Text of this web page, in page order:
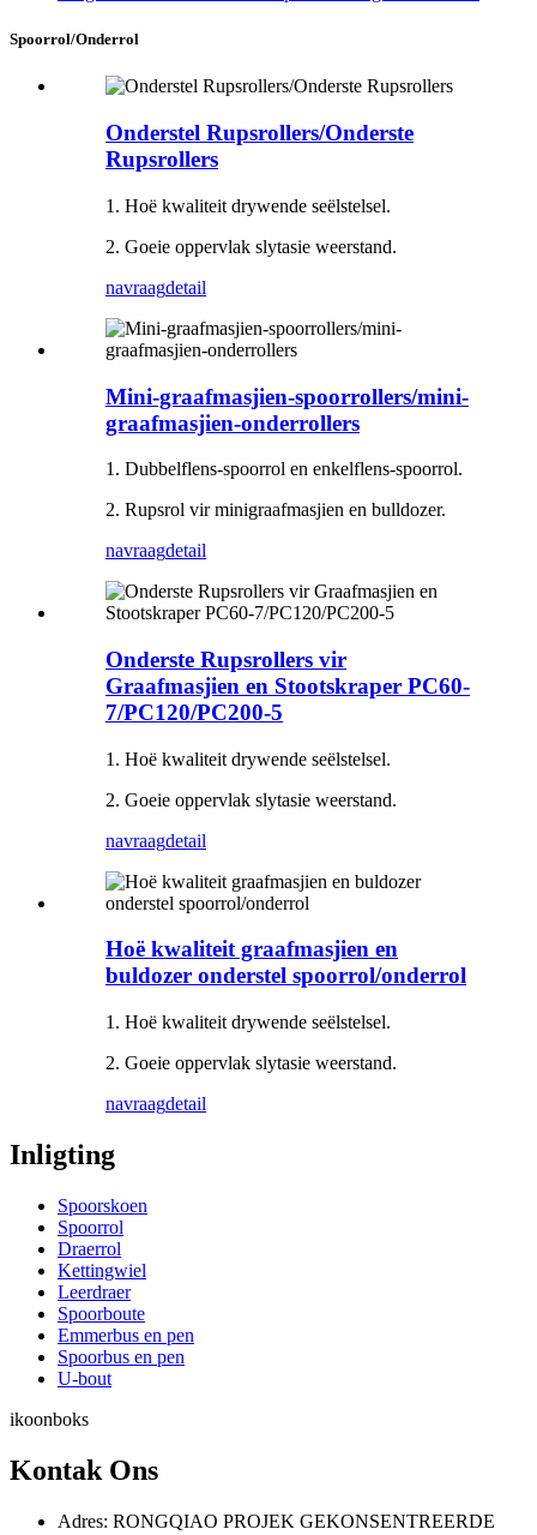
Spoorrol/Onderrol
Onderstel Rupsrollers/Onderste
Rupsrollers
1. Hoë kwaliteit drywende seëlstelsel.
2. Goeie oppervlak slytasie weerstand.
navraagdetail
Mini-graafmasjien-spoorrollers/mini-
graafmasjien-onderrollers
1. Dubbelflens-spoorrol en enkelflens-spoorrol.
2. Rupsrol vir minigraafmasjien en bulldozer.
navraagdetail
Onderste Rupsrollers vir
Graafmasjien en Stootskraper PC60-
7/PC120/PC200-5
1. Hoë kwaliteit drywende seëlstelsel.
2. Goeie oppervlak slytasie weerstand.
navraagdetail
Hoë kwaliteit graafmasjien en
buldozer onderstel spoorrol/onderrol
1. Hoë kwaliteit drywende seëlstelsel.
2. Goeie oppervlak slytasie weerstand.
navraagdetail
Inligting
Spoorskoen
Spoorrol
Draerrol
Kettingwiel
Leerdraer
Spoorboute
Emmerbus en pen
Spoorbus en pen
U-bout
ikoonboks
Kontak Ons
Adres: RONGQIAO PROJEK GEKONSENTREERDE